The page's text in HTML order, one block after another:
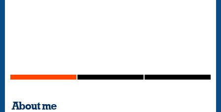
About me